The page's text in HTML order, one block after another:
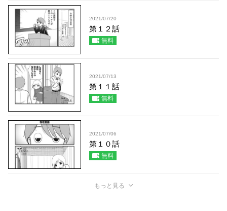
2021/07/20
第１２話
無料
2021/07/13
第１１話
無料
2021/07/06
第１０話
無料
もっと見る